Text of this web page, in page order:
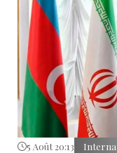
5 Août 20:13